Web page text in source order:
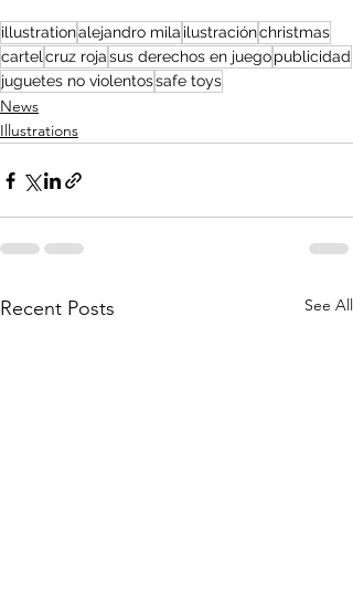
illustrationalejandro mila ilustraciónchristmas
cartel cruz rojasus derechos en juegopublicidad
juguetes no violentossafe toys
News
Illustrations
Recent Posts See All